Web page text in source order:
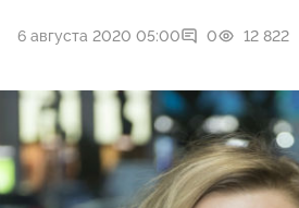
6 августа 2020 05:00 0 12 822